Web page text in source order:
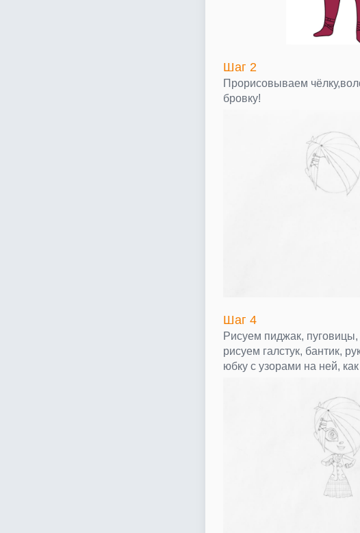
Шаг 2
Прорисовываем
бровку!
Шаг 4
Рисуем пиджак,
рисуем галстук, бантик,
юбку с узорами на ней,